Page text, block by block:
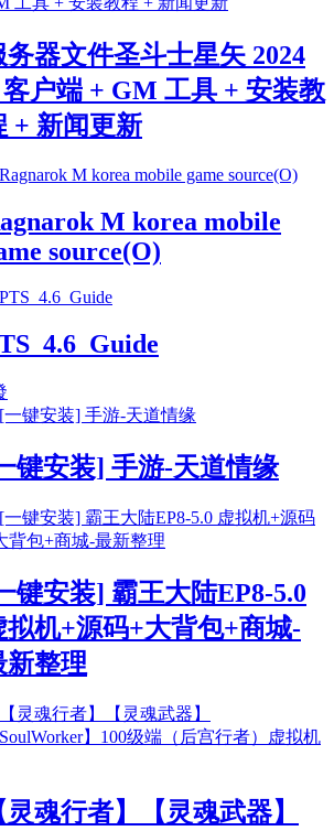
务器文件圣斗士星矢 2024
户端 + GM 工具 + 安装教
+ 新闻更新
M korea mobile
source(O)
键安装] 手游-天道情缘
键安装] 霸王大陆EP8-5.0
拟机+源码+大背包+商城-
新整理
灵魂行者】【灵魂武器】